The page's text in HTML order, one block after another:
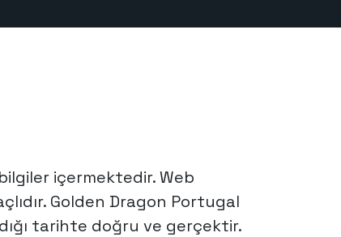
içermektedir. Web
Golden Dragon Portugal
tarihte doğru ve gerçektir.